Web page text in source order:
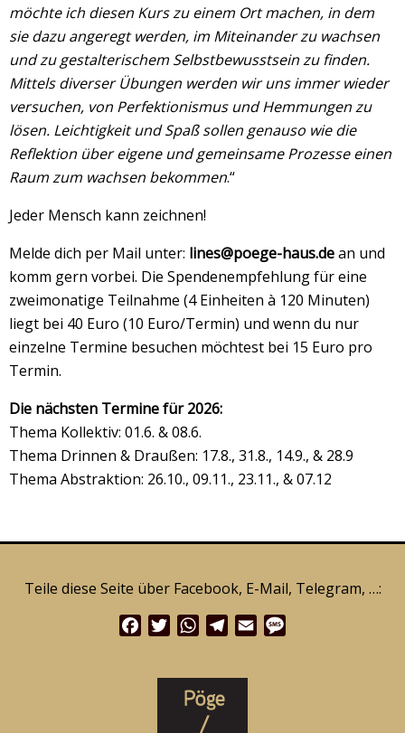
möchte ich diesen Kurs zu einem Ort machen, in dem
sie dazu angeregt werden, im Miteinander zu wachsen
und zu gestalterischem Selbstbewusstsein zu finden.
Mittels diverser Übungen werden wir uns immer wieder
versuchen, von Perfektionismus und Hemmungen zu
lösen. Leichtigkeit und Spaß sollen genauso wie die
Reflektion über eigene und gemeinsame Prozesse einen
Raum zum wachsen bekommen.“
Jeder Mensch kann zeichnen!
Melde dich per Mail unter: lines@poege-haus.dean und
komm gern vorbei. Die Spendenempfehlung für eine
zweimonatige Teilnahme (4 Einheiten à 120 Minuten)
liegt bei 40 Euro (10 Euro/Termin) und wenn du nur
einzelne Termine besuchen möchtest bei 15 Euro pro
Termin.
Die nächsten Termine für 2026:
Thema Kollektiv: 01.6. & 08.6.
Thema Drinnen & Draußen: 17.8., 31.8., 14.9., & 28.9
Thema Abstraktion: 26.10., 09.11., 23.11., & 07.12
Teile diese Seite über Facebook, E-Mail, Telegram, …:
FacebookTwitterWhatsApp
Telegram
Email